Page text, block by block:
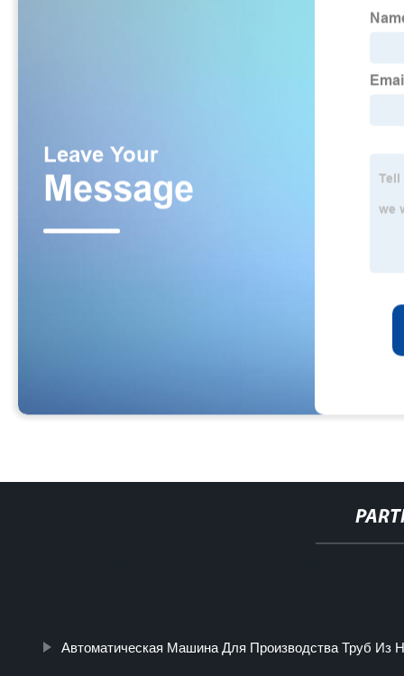
Автоматическая Машина Для Производства Труб Из